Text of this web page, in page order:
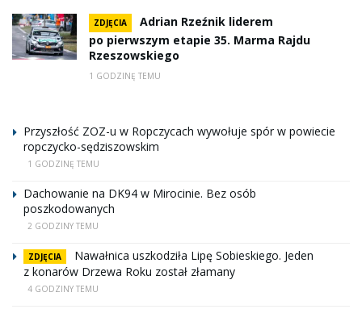
ZDJĘCIA
Adrian Rzeźnik liderem
po pierwszym etapie 35. Marma Rajdu
Rzeszowskiego
1 GODZINĘ TEMU
Przyszłość ZOZ-u w Ropczycach wywołuje spór w powiecie
ropczycko-sędziszowskim
1 GODZINĘ TEMU
Dachowanie na DK94 w Mirocinie. Bez osób
poszkodowanych
2 GODZINY TEMU
ZDJĘCIA
Nawałnica uszkodziła Lipę Sobieskiego. Jeden
z konarów Drzewa Roku został złamany
4 GODZINY TEMU